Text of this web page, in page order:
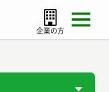
企業の方